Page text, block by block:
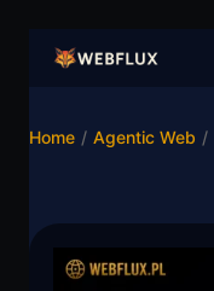
Home / Agentic Web /